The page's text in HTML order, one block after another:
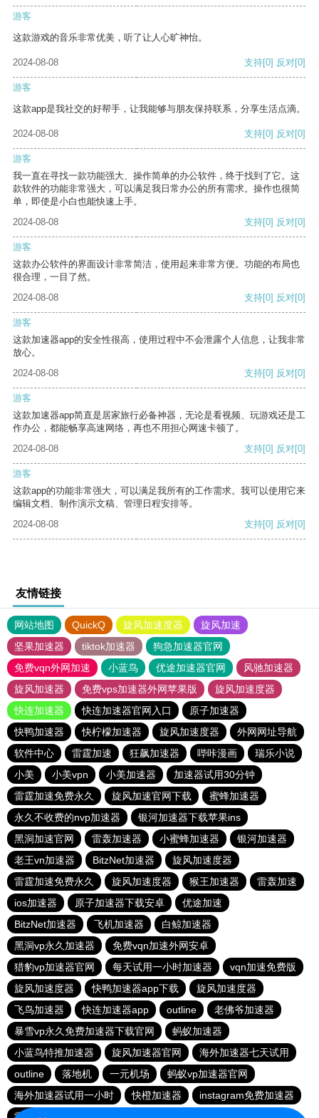
游客
这款游戏的音乐非常优美，听了让人心旷神怡。
2024-08-08 支持[0] 反对[0]
游客
这款app是我社交的好帮手，让我能够与朋友保持联系，分享生活点滴。
2024-08-08 支持[0] 反对[0]
游客
我一直在寻找一款功能强大、操作简单的办公软件，终于找到了它。这
款软件的功能非常强大，可以满足我日常办公的所有需求。操作也很简
单，即使是小白也能快速上手。
2024-08-08
支持[0] 反对[0]
游客
这款办公软件的界面设计非常简洁，使用起来非常方便。功能的布局也
很合理，一目了然。
2024-08-08
支持[0] 反对[0]
游客
这款加速器app的安全性很高，使用过程中不会泄露个人信息，让我非常
放心。
2024-08-08
支持[0] 反对[0]
游客
这款加速器app简直是居家旅行必备神器，无论是看视频、玩游戏还是工
作办公，都能畅享高速网络，再也不用担心网速卡顿了。
2024-08-08
支持[0] 反对[0]
游客
这款app的功能非常强大，可以满足我所有的工作需求。我可以使用它来
编辑文档、制作演示文稿、管理日程安排等。
2024-08-08
支持[0] 反对[0]
友情链接
网站地图 QuickQ 旋风加速度器
旋风加速
坚果加速器
tiktok加速器
狗急加速器官网
免费vqn外网加速
小蓝鸟 优途加速器官网
风驰加速器
旋风加速器
免费vps加速器外网苹果版
旋风加速度器
快连加速器
快连加速器官网入口
原子加速器
快鸭加速器
快柠檬加速器 旋风加速度器
外网网址导航
软件中心
雷霆加速 狂飙加速器 哔咔漫画
瑞乐小说
小美
小美vpn 小美加速器
加速器试用30分钟
雷霆加速免费永久
旋风加速官网下载
蜜蜂加速器
永久不收费的nvp加速器
银河加速器下载苹果ins
黑洞加速官网
雷轰加速器 小蜜蜂加速器
银河加速器
老王vn加速器
BitzNet加速器
旋风加速度器
雷霆加速免费永久
旋风加速度器 猴王加速器
雷轰加速
ios加速器
原子加速器下载安卓
优途加速
BitzNet加速器
飞机加速器
白鲸加速器
黑洞vp永久加速器
免费vqn加速外网安卓
猎豹vp加速器官网
每天试用一小时加速器
vqn加速免费版
旋风加速度器
快鸭加速器app下载
旋风加速度器
飞鸟加速器
快连加速器app outline
老佛爷加速器
暴雪vp永久免费加速器下载官网
蚂蚁加速器
小蓝鸟特推加速器
旋风加速器官网
海外加速器七天试用
outline
落地机 一元机场
蚂蚁vp加速器官网
海外加速器试用一小时
快橙加速器
instagram免费加速器